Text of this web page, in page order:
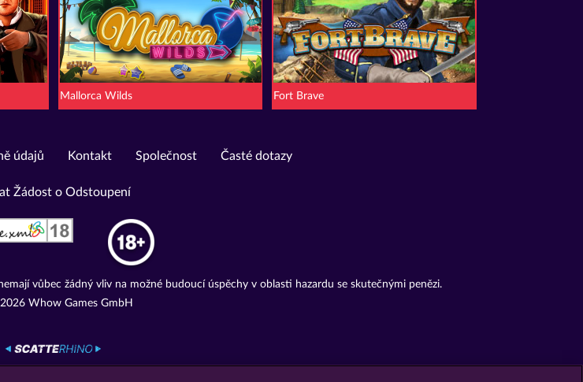
Mallorca Wilds Fort Brave
údajů Kontakt Společnost Časté dotazy
Žádost o Odstoupení
vůbec žádný vliv na možné budoucí úspěchy v oblasti hazardu se skutečnými penězi.
Whow Games GmbH